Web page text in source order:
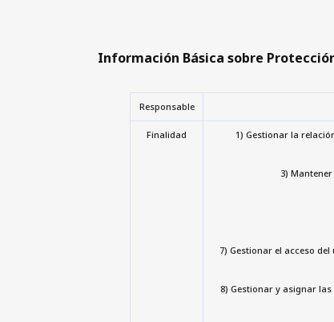
Información Básica sobre
Responsable
Finalidad
1) Gestionar la
3)
7) Gestionar el acceso
8) Gestionar y asignar